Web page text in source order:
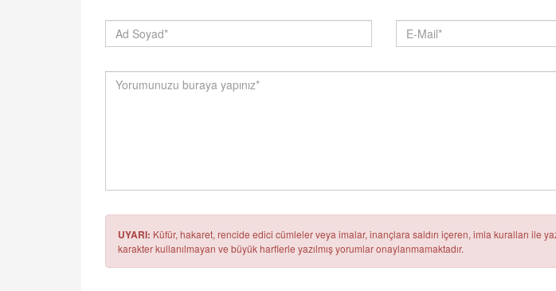
UYARI: Küfür, hakaret, rencide edici cümleler veya imalar, inançlara saldırı içeren, imla kuralları ile
karakter kullanılmayan ve büyük harflerle yazılmış yorumlar onaylanmamaktadır.